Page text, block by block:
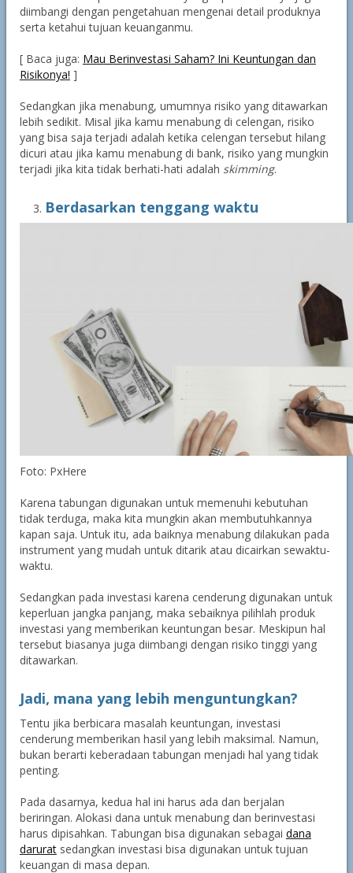
diimbangi dengan pengetahuan mengenai detail produknya
serta ketahui tujuan keuanganmu.
[ Baca juga: Mau Berinvestasi Saham? Ini Keuntungan dan
Risikonya! ]
Sedangkan jika menabung, umumnya risiko yang ditawarkan
lebih sedikit. Misal jika kamu menabung di celengan, risiko
yang bisa saja terjadi adalah ketika celengan tersebut hilang
dicuri atau jika kamu menabung di bank, risiko yang mungkin
terjadi jika kita tidak berhati-hati adalah skimming.
Berdasarkan tenggang waktu
Foto: PxHere
Karena tabungan digunakan untuk memenuhi kebutuhan
tidak terduga, maka kita mungkin akan membutuhkannya
kapan saja. Untuk itu, ada baiknya menabung dilakukan pada
instrument yang mudah untuk ditarik atau dicairkan sewaktu-
waktu.
Sedangkan pada investasi karena cenderung digunakan untuk
keperluan jangka panjang, maka sebaiknya pilihlah produk
investasi yang memberikan keuntungan besar. Meskipun hal
tersebut biasanya juga diimbangi dengan risiko tinggi yang
ditawarkan.
Jadi, mana yang lebih menguntungkan?
Tentu jika berbicara masalah keuntungan, investasi
cenderung memberikan hasil yang lebih maksimal. Namun,
bukan berarti keberadaan tabungan menjadi hal yang tidak
penting.
Pada dasarnya, kedua hal ini harus ada dan berjalan
beriringan. Alokasi dana untuk menabung dan berinvestasi
harus dipisahkan. Tabungan bisa digunakan sebagai dana
daruratsedangkan investasi bisa digunakan untuk tujuan
keuangan di masa depan.